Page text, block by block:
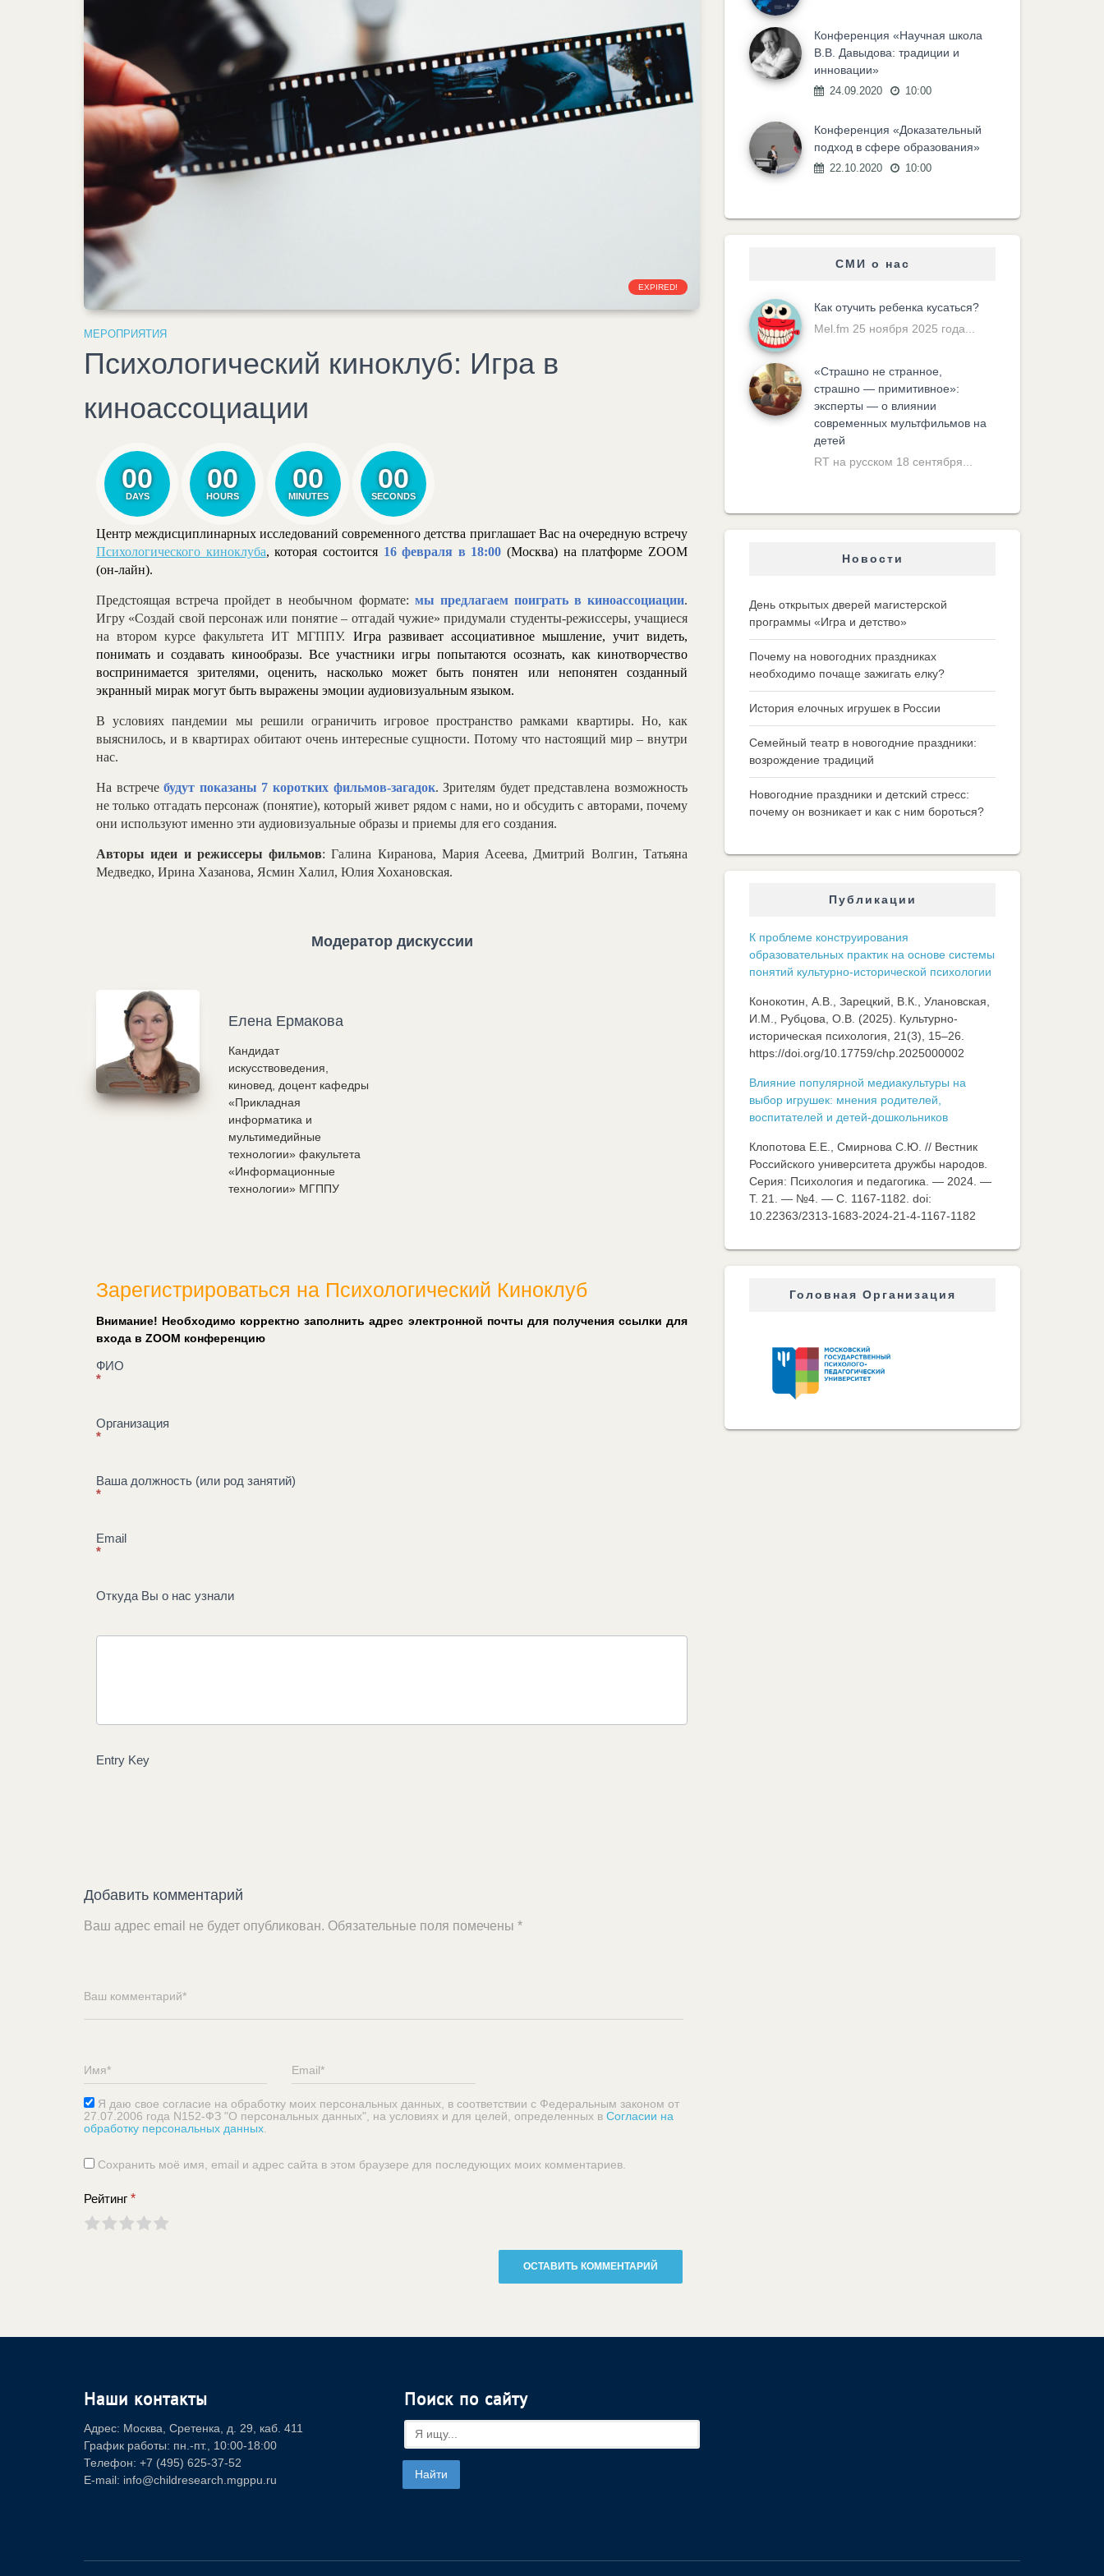
EXPIRED!
МЕРОПРИЯТИЯ
Психологический киноклуб: Игра в
киноассоциации
00
DAYS
00
HOURS
00
MINUTES
00
SECONDS
Центр междисциплинарных исследований современного детства приглашает Вас на очередную встречу
Психологического киноклуба, которая состоится 16 февраля в 18:00 (Москва) на платформе ZOOM
(он-лайн).
Предстоящая встреча пройдет в необычном формате: мы предлагаем поиграть в киноассоциации.
Игру «Создай свой персонаж или понятие – отгадай чужие» придумали студенты-режиссеры, учащиеся
на втором курсе факультета ИТ МГППУ. Игра развивает ассоциативное мышление, учит видеть,
понимать и создавать кинообразы. Все участники игры попытаются осознать, как кинотворчество
воспринимается зрителями, оценить, насколько может быть понятен или непонятен созданный
экранный мирак могут быть выражены эмоции аудиовизуальным языком.
В условиях пандемии мы решили ограничить игровое пространство рамками квартиры. Но, как
выяснилось, и в квартирах обитают очень интересные сущности. Потому что настоящий мир – внутри
нас.
На встречебудут показаны 7 коротких фильмов-загадок. Зрителям будет представлена возможность
не только отгадать персонаж (понятие), который живет рядом с нами, но и обсудить с авторами, почему
они используют именно эти аудиовизуальные образы и приемы для его создания.
Авторы идеи и режиссеры фильмов: Галина Киранова, Мария Асеева, Дмитрий Волгин, Татьяна
Медведко, Ирина Хазанова, Ясмин Халил, Юлия Хохановская.
Модератор дискуссии
Елена Ермакова
Кандидат
искусствоведения,
киновед, доцент кафедры
«Прикладная
информатика и
мультимедийные
технологии» факультета
«Информационные
технологии» МГППУ
Зарегистрироваться на Психологический Киноклуб
Внимание! Необходимо корректно заполнить адрес электронной почты для получения ссылки для
входа в ZOOM конференцию
Регистрация
на
киноклуб
ФИО
*
Организация
*
Ваша должность (или род занятий)
*
Email
*
Откуда Вы о нас узнали
Entry Key
Добавить комментарий
Ваш адрес email не будет опубликован. Обязательные поля помечены *
Я даю свое согласие на обработку моих персональных данных, в соответствии с Федеральным законом от
27.07.2006 года N152-ФЗ "О персональных данных", на условиях и для целей, определенных в Согласии на
обработку персональных данных
Сохранить моё имя, email и адрес сайта в этом браузере для последующих моих комментариев.
Рейтинг *
Конференция «Научная школа
В.В. Давыдова: традиции и
инновации»
24.09.2020 10:00
Конференция «Доказательный
подход в сфере образования»
22.10.2020 10:00
СМИ о нас
Как отучить ребенка кусаться?
Mel.fm 25 ноября 2025 года...
«Cтрашно не странное,
страшно — примитивное»:
эксперты — о влиянии
современных мультфильмов на
детей
RT на русском 18 сентября...
Новости
День открытых дверей магистерской
программы «Игра и детство»
Почему на новогодних праздниках
необходимо почаще зажигать елку?
История елочных игрушек в России
Семейный театр в новогодние праздники:
возрождение традиций
Новогодние праздники и детский стресс:
почему он возникает и как с ним бороться?
Публикации
К проблеме конструирования
образовательных практик на основе системы
понятий культурно-исторической психологии
Конокотин, А.В., Зарецкий, В.К., Улановская,
И.М., Рубцова, О.В. (2025). Культурно-
историческая психология, 21(3), 15–26.
https://doi.org/10.17759/chp.2025000002
Влияние популярной медиакультуры на
выбор игрушек: мнения родителей,
воспитателей и детей-дошкольников
Клопотова Е.Е., Смирнова С.Ю. // Вестник
Российского университета дружбы народов.
Серия: Психология и педагогика. — 2024. —
Т. 21. — №4. — C. 1167-1182. doi:
10.22363/2313-1683-2024-21-4-1167-1182
Головная Организация
Наши контакты
Адрес: Москва, Сретенка, д. 29, каб. 411
График работы: пн.-пт., 10:00-18:00
Телефон: +7 (495) 625-37-52
E-mail: info@childresearch.mgppu.ru
Поиск по сайту